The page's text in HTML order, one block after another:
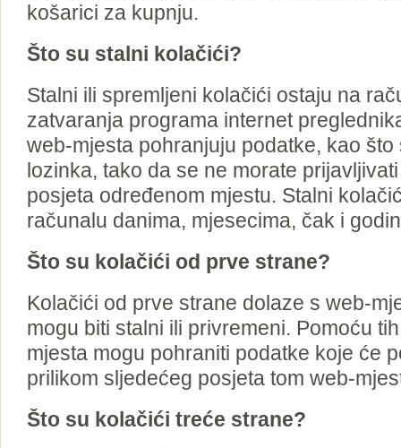
košarici za kupnju.
Što su stalni kolačići?
Stalni ili spremljeni kolačići ostaju na
zatvaranja programa internet
web-mjesta pohranjuju podatke, kao
lozinka, tako da se ne morate
posjeta određenom mjestu. Stalni
računalu danima, mjesecima, čak i
Što su kolačići od prve strane?
Kolačići od prve strane dolaze s web-
mogu biti stalni ili privremeni. Pomoću
mjesta mogu pohraniti podatke koje će
prilikom sljedećeg posjeta tom web-
Što su kolačići treće strane?